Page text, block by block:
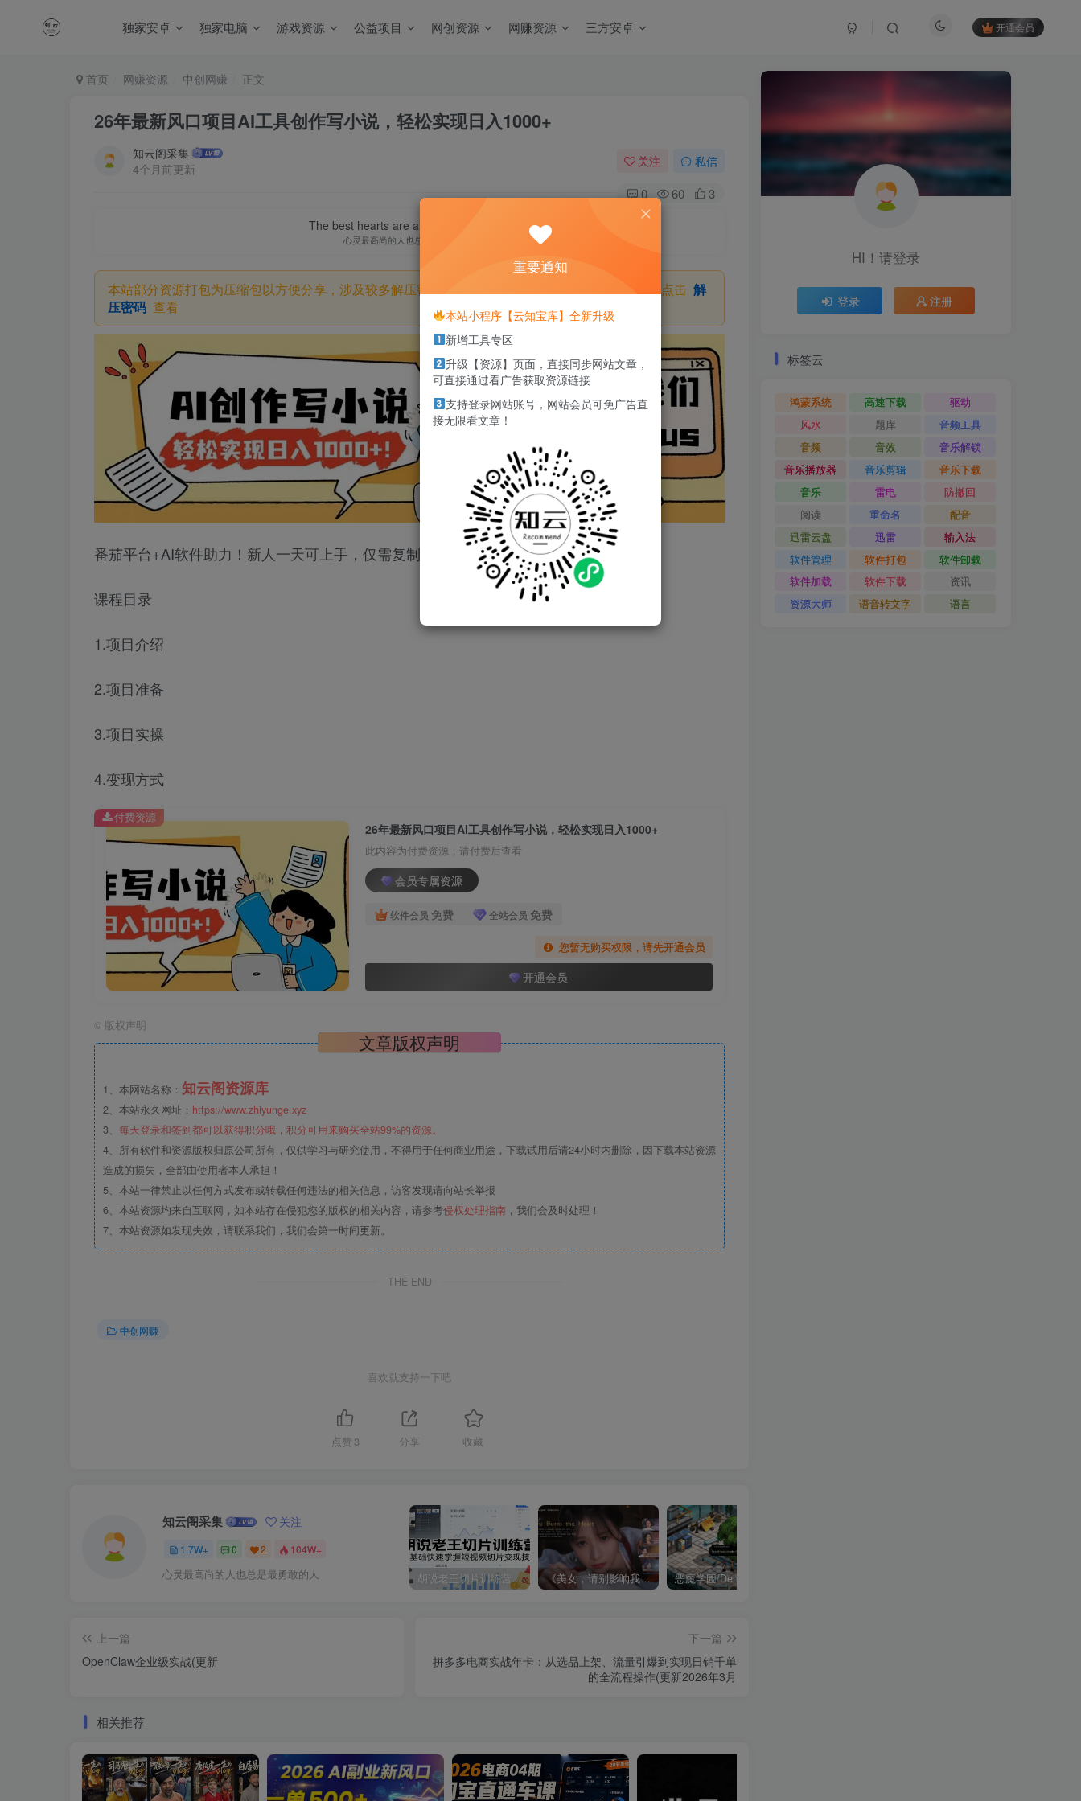
独家安卓 独家电脑 游戏资源 公益项目 网创资源 网赚资源 三方安卓 开通会员
首页 网赚资源 中创网赚 正文
26年最新风口项目AI工具创作写小说，轻松实现日入1000+
知云阁采集
4个月前更新
关注 私信
0 60 3
The best hearts are always the bravest.
心灵最高尚的人也总是最勇敢的人
本站部分资源打包为压缩包以方便分享，涉及较多解压密码，如果你下载的资源需要解压密码，请点击 解
压密码 查看
番茄平台+AI软件助力！新人一天可上手，仅需复制粘贴，日入1000+
课程目录
1.项目介绍
2.项目准备
3.项目实操
4.变现方式
26年最新风口项目AI工具创作写小说，轻松实现日入1000+
此内容为付费资源，请付费后查看
会员专属资源
软件会员 免费 全站会员 免费
您暂无购买权限，请先开通会员
开通会员
付费资源
© 版权声明
文章版权声明
1、本网站名称： 知云阁资源库
2、本站永久网址： https://www.zhiyunge.xyz
3、 每天登录和签到都可以获得积分哦，积分可用来购买全站99%的资源。
4、所有软件和资源版权归原公司所有，仅供学习与研究使用，不得用于任何商业用途，下载试用后请24小时内删除，因下载本站资源
造成的损失，全部由使用者本人承担！
5、本站一律禁止以任何方式发布或转载任何违法的相关信息，访客发现请向站长举报
6、本站资源均来自互联网，如本站存在侵犯您的版权的相关内容，请参考侵权处理指南 ，我们会及时处理！
7、本站资源如发现失效，请联系我们，我们会第一时间更新。
THE END
中创网赚
喜欢就支持一下吧
点赞 3 分享 收藏
知云阁采集 关注
1.7W+ 0 2 104W+
心灵最高尚的人也总是最勇敢的人 胡说老王切片训练营，零基础快速掌握短视频切片变现技巧 《美女，请别影响我成仙全球版》中文版
上一篇
OpenClaw企业级实战(更新
下一篇
拼多多电商实战年卡：从选品上架、流量引爆到实现日销千单
的全流程操作(更新2026年3月
相关推荐
HI！请登录
登录 注册
标签云
鸿蒙系统 高速下载
驱动
风水
题库
音频工具
音频
音效
音乐解锁
音乐播放器
音乐剪辑
音乐下载
音乐
雷电
防撤回
阅读
重命名
配音
迅雷云盘
迅雷
输入法
软件管理
软件打包
软件卸载
软件加载
软件下载
资讯
资源大师
语音转文字 语言
重要通知
本站小程序【云知宝库】全新升级
新增工具专区
升级【资源】页面，直接同步网站文章，
可直接通过看广告获取资源链接
支持登录网站账号，网站会员可免广告直
接无限看文章！